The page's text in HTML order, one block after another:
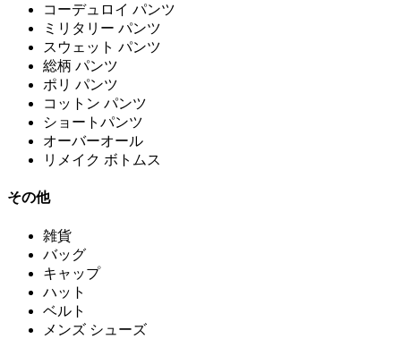
コーデュロイ パンツ
ミリタリー パンツ
スウェット パンツ
総柄 パンツ
ポリ パンツ
コットン パンツ
ショートパンツ
オーバーオール
リメイク ボトムス
その他
雑貨
バッグ
キャップ
ハット
ベルト
メンズ シューズ